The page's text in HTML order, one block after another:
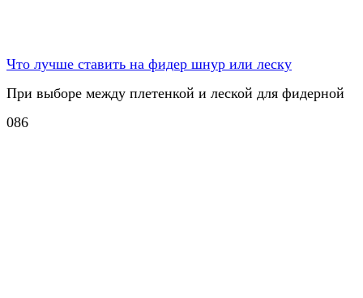
Что лучше ставить на фидер шнур или леску
При выборе между плетенкой и леской для фидерной
086